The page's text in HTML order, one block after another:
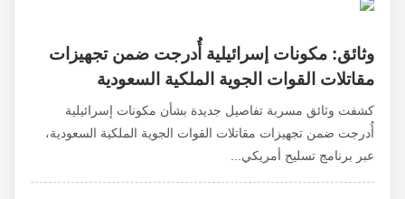
وثائق: مكونات إسرائيلية أُدرجت ضمن تجهيزات
مقاتلات القوات الجوية الملكية السعودية
كشفت وثائق مسربة تفاصيل جديدة بشأن مكونات إسرائيلية
أُدرجت ضمن تجهيزات مقاتلات القوات الجوية الملكية السعودية،
عبر برنامج تسليح أمريكي...